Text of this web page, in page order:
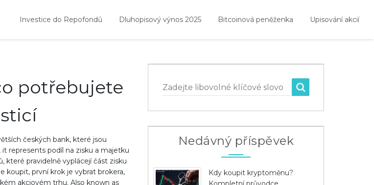
Investice do Repofondů Dluhopisový výnos 2025 Bitcoinová peněženka Upisování akcií
potřebujete
českých bank, které jsou
, it represents podíl na zisku a majetku
které pravidelně vyplácejí část zisku
koupit, první krok je vybrat brokera,
akciovém trhu. Also known as
Zadejte libovolné klíčové slovo
Nedávný příspěvek
Kdy koupit kryptoměnu?